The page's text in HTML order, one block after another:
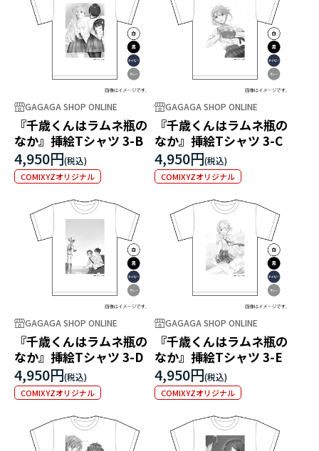
GAGAGA SHOP ONLINE
『千歳くんはラムネ瓶の
なか』挿絵Tシャツ 3-B
4,950円
COMIXYZオリジナル
GAGAGA SHOP ONLINE
『千歳くんはラムネ瓶の
なか』挿絵Tシャツ 3-C
4,950円
COMIXYZオリジナル
GAGAGA SHOP ONLINE
『千歳くんはラムネ瓶の
なか』挿絵Tシャツ 3-D
4,950円
COMIXYZオリジナル
GAGAGA SHOP ONLINE
『千歳くんはラムネ瓶の
なか』挿絵Tシャツ 3-E
4,950円
COMIXYZオリジナル